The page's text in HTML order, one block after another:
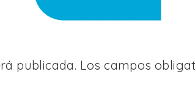
publicada. Los campos